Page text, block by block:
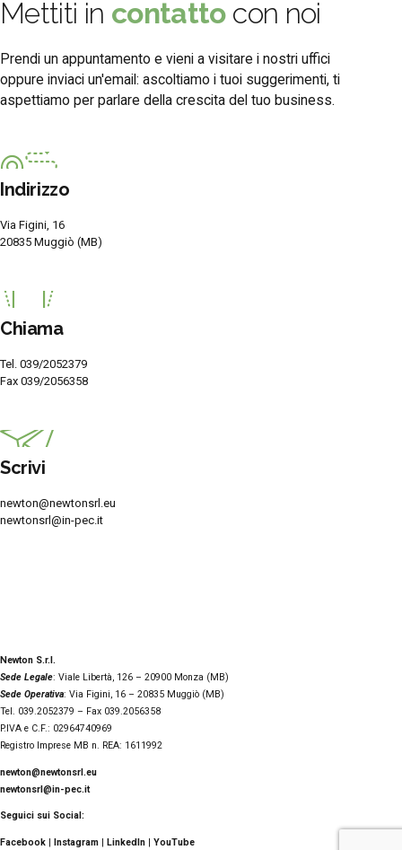
Mettiti in contattocon noi
Prendi un appuntamento e vieni a visitare i nostri uffici
oppure inviaci un'email: ascoltiamo i tuoi suggerimenti, ti
aspettiamo per parlare della crescita del tuo business.
Indirizzo
Via Figini, 16
20835 Muggiò (MB)
Chiama
Tel. 039/2052379
Fax 039/2056358
Scrivi
newton@newtonsrl.eu
newtonsrl@in-pec.it
Newton S.r.l.
Sede Legale: Viale Libertà, 126 – 20900 Monza (MB)
Sede Operativa: Via Figini, 16 – 20835 Muggiò (MB)
Tel. 039.2052379 – Fax 039.2056358
P.IVA e C.F.: 02964740969
Registro Imprese MB n. REA: 1611992
newton@newtonsrl.eu
newtonsrl@in-pec.it
Seguici sui Social:
Facebook | Instagram | LinkedIn | YouTube